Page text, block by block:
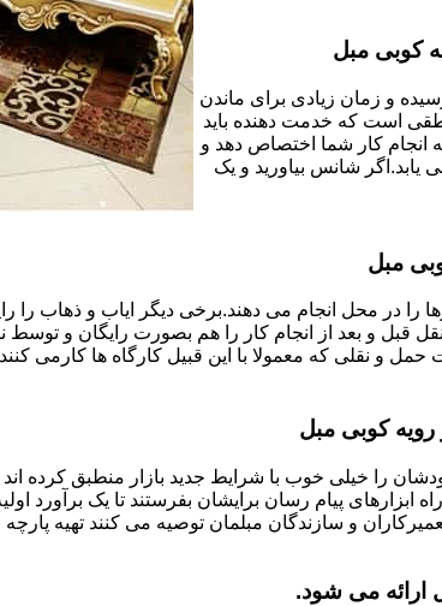
کوبی مبل
و زمان زیادی برای ماندن
است که خدمت دهنده باید
انجام کار شما اختصاص دهد و
یابد.اگر شانس بیاورید و یک
مبل
را در محل انجام می دهند.برخی دیگر ایاب و ذهاب را
قبل و بعد از انجام کار را هم بصورت رایگان و توسط
و نقلی که معمولا با این قبیل کارگاه ها کارمی
کوبی مبل
را خیلی خوب با شرایط جدید بازار منطبق کرده
ابزارهای پیام رسان برایشان بفرستند تا یک برآورد
و سازندگان مبلمان توصیه می کنند تهیه
می شود.